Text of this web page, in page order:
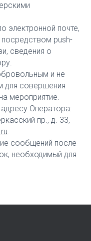
электронной почте,
push-
сведения о
и не
для совершения
мероприятие.
Оператора:
пр., д. 33,
.
сообщений после
необходимый для